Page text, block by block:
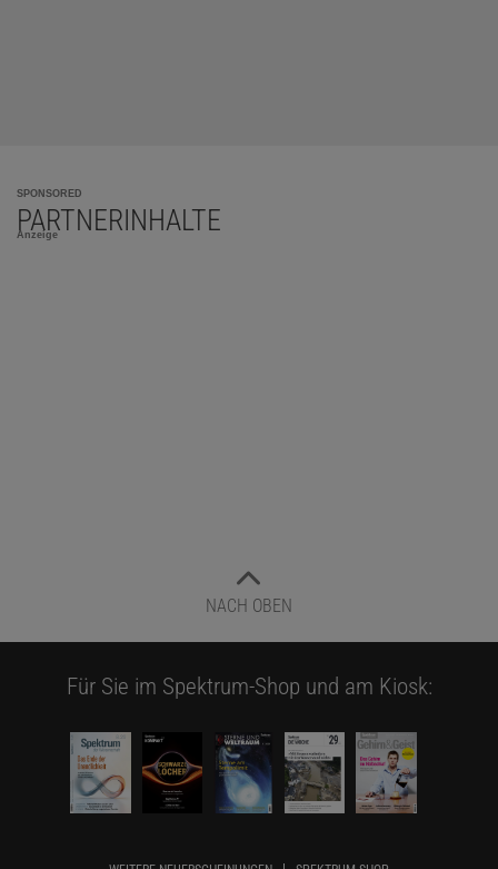
SPONSORED
PARTNERINHALTE
Anzeige
NACH OBEN
Für Sie im Spektrum-Shop und am Kiosk: